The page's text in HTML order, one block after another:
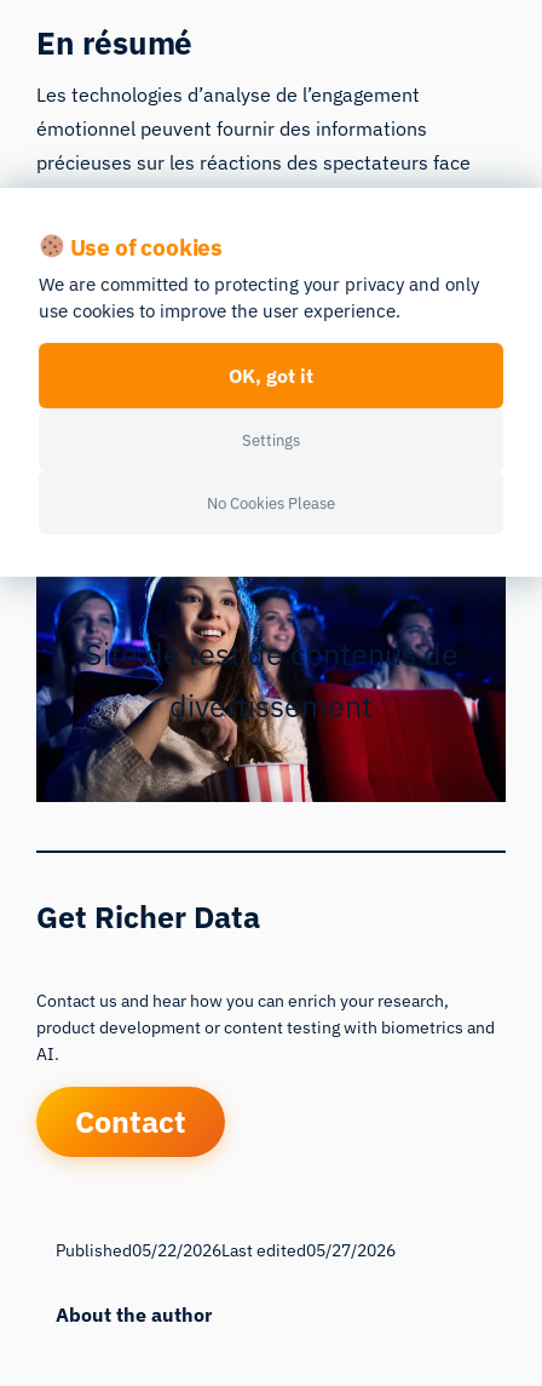
En résumé
Les technologies d’analyse de l’engagement
émotionnel peuvent fournir des informations
précieuses sur les réactions des spectateurs face
mieux comprendre la manière dont réagissent les
différents publics. Cela permet aux créateurs de
contenu d’étudier et d’optimiser leur narration
gens dans un lieu central.
films et d’autres contenus de divertissement ?
Site de test de contenus de
divertissement
Get Richer Data
Contact us and hear how you can enrich your research,
product development or content testing with biometrics and
AI.
Contact
Published05/22/2026Last edited05/27/2026
About the author
Use of cookies
We are committed to protecting your privacy and only
use cookies to improve the user experience.
OK, got it
Settings
No Cookies Please